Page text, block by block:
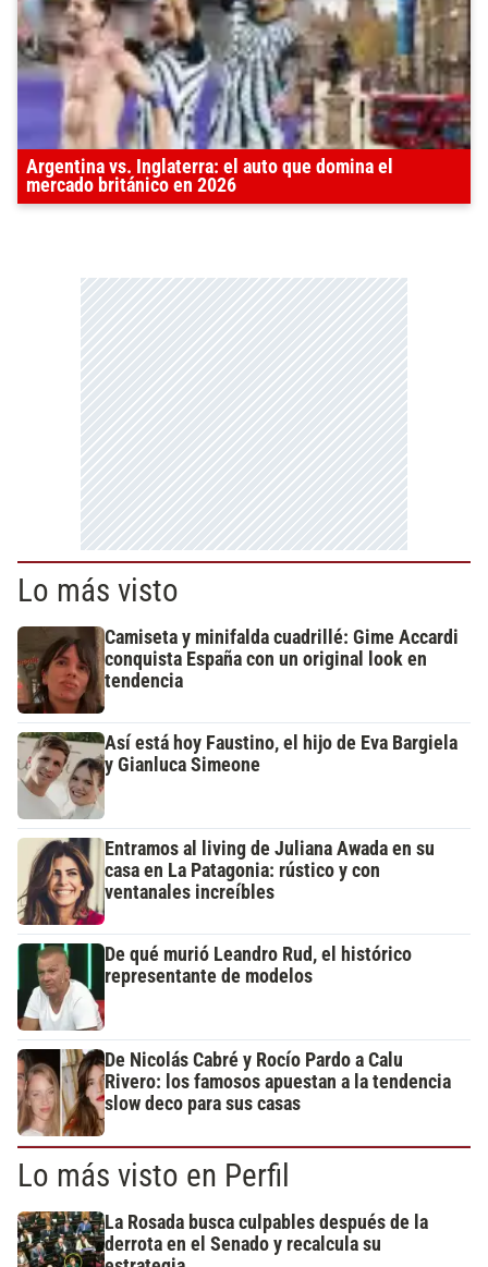
Argentina vs. Inglaterra: el auto que domina el
mercado británico en 2026
Lo más visto
Camiseta y minifalda cuadrillé: Gime Accardi
conquista España con un original look en
tendencia
Así está hoy Faustino, el hijo de Eva Bargiela
y Gianluca Simeone
Entramos al living de Juliana Awada en su
casa en La Patagonia: rústico y con
ventanales increíbles
De qué murió Leandro Rud, el histórico
representante de modelos
De Nicolás Cabré y Rocío Pardo a Calu
Rivero: los famosos apuestan a la tendencia
slow deco para sus casas
Lo más visto en Perfil
La Rosada busca culpables después de la
derrota en el Senado y recalcula su